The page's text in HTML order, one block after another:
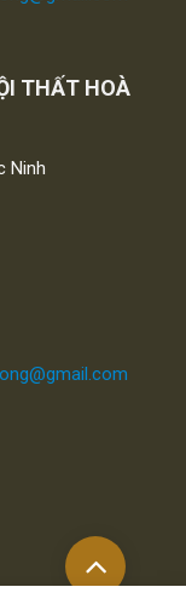
THẤT HOÀ
Ninh